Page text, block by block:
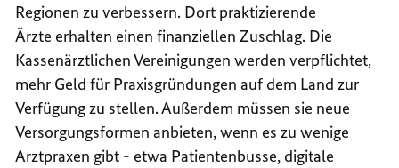
Regionen zu verbessern. Dort praktizierende
Ärzte erhalten einen finanziellen Zuschlag. Die
Kassenärztlichen Vereinigungen werden verpflichtet,
mehr Geld für Praxisgründungen auf dem Land zur
Verfügung zu stellen. Außerdem müssen sie neue
Versorgungsformen anbieten, wenn es zu wenige
Arztpraxen gibt - etwa Patientenbusse, digitale